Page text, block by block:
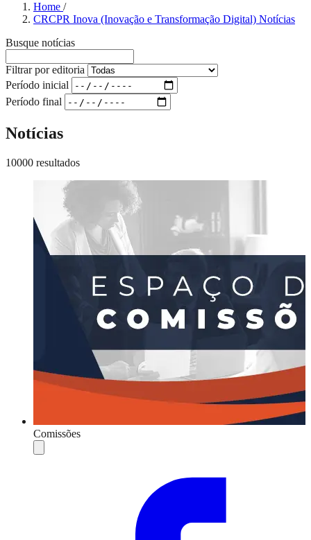
Home /
CRCPR Inova (Inovação e Transformação Digital) Notícias
Busque notícias
Filtrar por editoria
Período inicial
Período final
Notícias
10000 resultados
Comissões
Compartilhar